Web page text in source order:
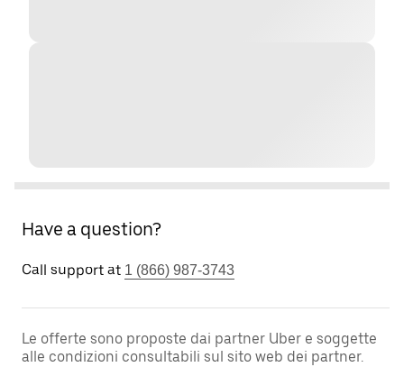
Have a question?
Call support at 1 (866) 987-3743
Le offerte sono proposte dai partner Uber e soggette
alle condizioni consultabili sul sito web dei partner.